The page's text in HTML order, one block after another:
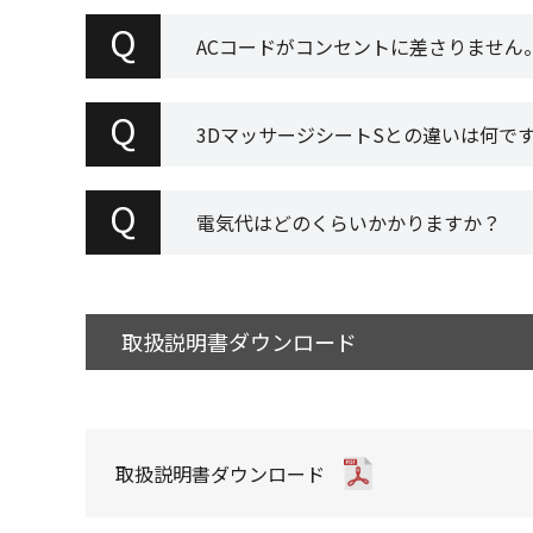
Q ACコードがコンセントに差さりません。
Q 3DマッサージシートSとの違いは何で
Q 電気代はどのくらいかかりますか？
取扱説明書ダウンロード
取扱説明書ダウンロード